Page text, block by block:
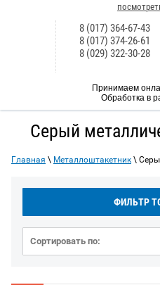
Принимаем
Обработка в
8 (017) 364-67-43
8 (017) 374-26-61
8 (029) 322-30-28
Серый
Главная \ Металлоштакетник \
ФИЛЬТР
Сортировать по: